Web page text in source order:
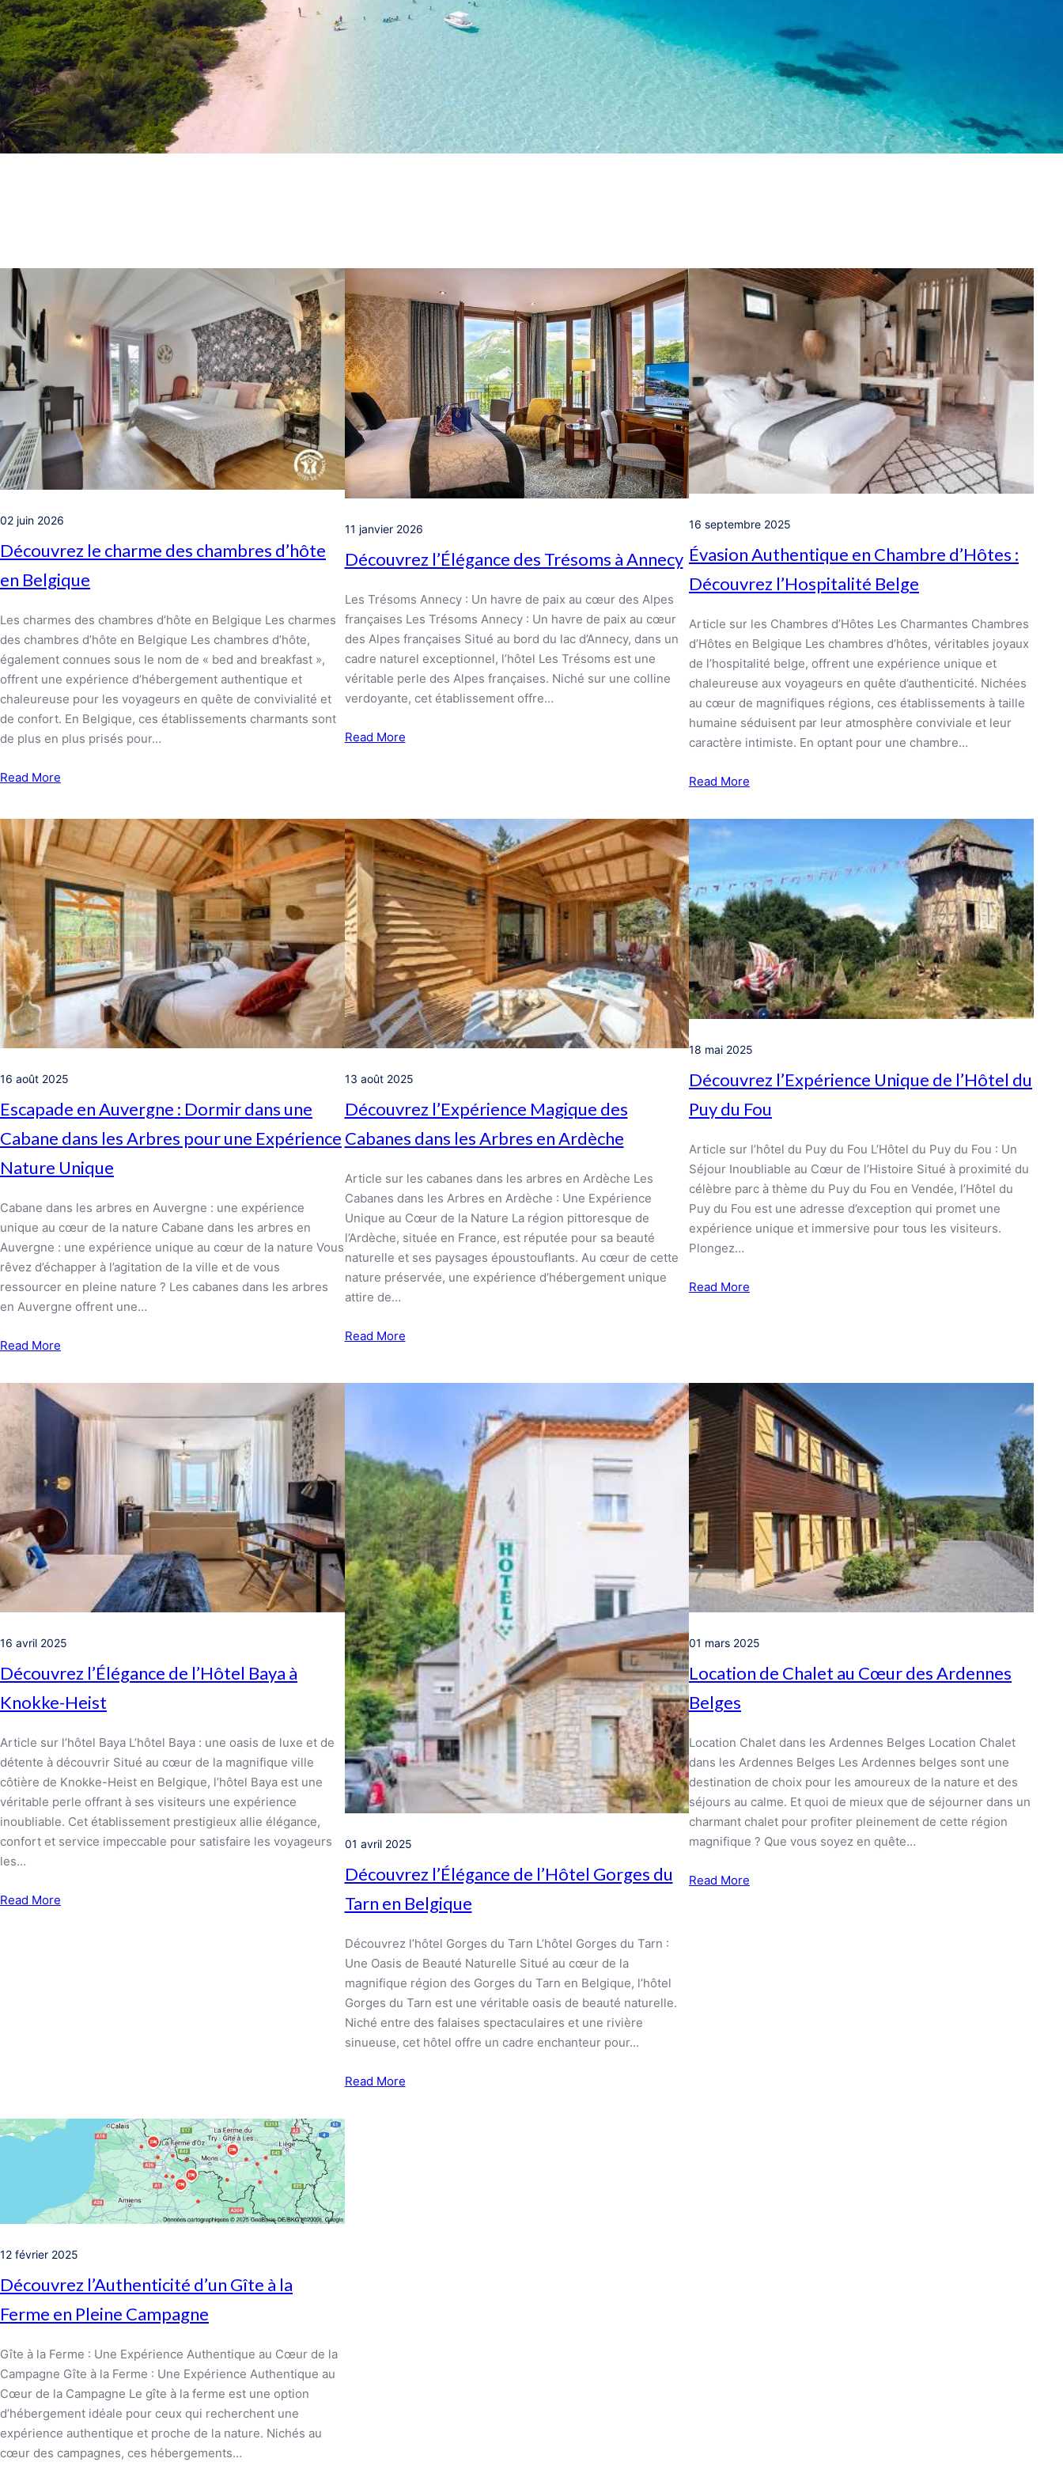
02 juin 2026
Découvrez le charme des chambres d’hôte
en Belgique
Les charmes des chambres d’hôte en Belgique Les charmes
des chambres d’hôte en Belgique Les chambres d’hôte,
également connues sous le nom de « bed and breakfast »,
offrent une expérience d’hébergement authentique et
chaleureuse pour les voyageurs en quête de convivialité et
de confort. En Belgique, ces établissements charmants sont
de plus en plus prisés pour…
Read More
11 janvier 2026
Découvrez l’Élégance des Trésoms à Annecy
Les Trésoms Annecy : Un havre de paix au cœur des Alpes
françaises Les Trésoms Annecy : Un havre de paix au cœur
des Alpes françaises Situé au bord du lac d’Annecy, dans un
cadre naturel exceptionnel, l’hôtel Les Trésoms est une
véritable perle des Alpes françaises. Niché sur une colline
verdoyante, cet établissement offre…
Read More
16 septembre 2025
Évasion Authentique en Chambre d’Hôtes :
Découvrez l’Hospitalité Belge
Article sur les Chambres d’Hôtes Les Charmantes Chambres
d’Hôtes en Belgique Les chambres d’hôtes, véritables joyaux
de l’hospitalité belge, offrent une expérience unique et
chaleureuse aux voyageurs en quête d’authenticité. Nichées
au cœur de magnifiques régions, ces établissements à taille
humaine séduisent par leur atmosphère conviviale et leur
caractère intimiste. En optant pour une chambre…
Read More
16 août 2025
Escapade en Auvergne : Dormir dans une
Cabane dans les Arbres pour une Expérience
Nature Unique
Cabane dans les arbres en Auvergne : une expérience
unique au cœur de la nature Cabane dans les arbres en
Auvergne : une expérience unique au cœur de la nature Vous
rêvez d’échapper à l’agitation de la ville et de vous
ressourcer en pleine nature ? Les cabanes dans les arbres
en Auvergne offrent une…
Read More
13 août 2025
Découvrez l’Expérience Magique des
Cabanes dans les Arbres en Ardèche
Article sur les cabanes dans les arbres en Ardèche Les
Cabanes dans les Arbres en Ardèche : Une Expérience
Unique au Cœur de la Nature La région pittoresque de
l’Ardèche, située en France, est réputée pour sa beauté
naturelle et ses paysages époustouflants. Au cœur de cette
nature préservée, une expérience d’hébergement unique
attire de…
Read More
18 mai 2025
Découvrez l’Expérience Unique de l’Hôtel du
Puy du Fou
Article sur l’hôtel du Puy du Fou L’Hôtel du Puy du Fou : Un
Séjour Inoubliable au Cœur de l’Histoire Situé à proximité du
célèbre parc à thème du Puy du Fou en Vendée, l’Hôtel du
Puy du Fou est une adresse d’exception qui promet une
expérience unique et immersive pour tous les visiteurs.
Plongez…
Read More
16 avril 2025
Découvrez l’Élégance de l’Hôtel Baya à
Knokke-Heist
Article sur l’hôtel Baya L’hôtel Baya : une oasis de luxe et de
détente à découvrir Situé au cœur de la magnifique ville
côtière de Knokke-Heist en Belgique, l’hôtel Baya est une
véritable perle offrant à ses visiteurs une expérience
inoubliable. Cet établissement prestigieux allie élégance,
confort et service impeccable pour satisfaire les voyageurs
les…
Read More
01 avril 2025
Découvrez l’Élégance de l’Hôtel Gorges du
Tarn en Belgique
Découvrez l’hôtel Gorges du Tarn L’hôtel Gorges du Tarn :
Une Oasis de Beauté Naturelle Situé au cœur de la
magnifique région des Gorges du Tarn en Belgique, l’hôtel
Gorges du Tarn est une véritable oasis de beauté naturelle.
Niché entre des falaises spectaculaires et une rivière
sinueuse, cet hôtel offre un cadre enchanteur pour…
Read More
01 mars 2025
Location de Chalet au Cœur des Ardennes
Belges
Location Chalet dans les Ardennes Belges Location Chalet
dans les Ardennes Belges Les Ardennes belges sont une
destination de choix pour les amoureux de la nature et des
séjours au calme. Et quoi de mieux que de séjourner dans un
charmant chalet pour profiter pleinement de cette région
magnifique ? Que vous soyez en quête…
Read More
12 février 2025
Découvrez l’Authenticité d’un Gîte à la
Ferme en Pleine Campagne
Gîte à la Ferme : Une Expérience Authentique au Cœur de la
Campagne Gîte à la Ferme : Une Expérience Authentique au
Cœur de la Campagne Le gîte à la ferme est une option
d’hébergement idéale pour ceux qui recherchent une
expérience authentique et proche de la nature. Nichés au
cœur des campagnes, ces hébergements…